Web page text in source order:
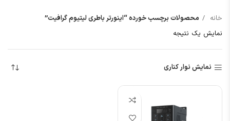
خانه
محصولات برچسب خورده “اینورتر باطری لیتیوم گرافیت”
نمایش یک نتیجه
نمایش نوار کناری